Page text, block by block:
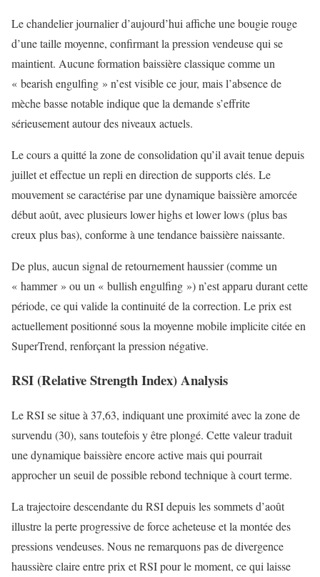
Le chandelier journalier d’aujourd’hui affiche une bougie rouge
d’une taille moyenne, confirmant la pression vendeuse qui se
maintient. Aucune formation baissière classique comme un
« bearish engulfing » n’est visible ce jour, mais l’absence de
mèche basse notable indique que la demande s’effrite
sérieusement autour des niveaux actuels.
Le cours a quitté la zone de consolidation qu’il avait tenue depuis
juillet et effectue un repli en direction de supports clés. Le
mouvement se caractérise par une dynamique baissière amorcée
début août, avec plusieurs lower highs et lower lows (plus bas
creux plus bas), conforme à une tendance baissière naissante.
De plus, aucun signal de retournement haussier (comme un
« hammer » ou un « bullish engulfing ») n’est apparu durant cette
période, ce qui valide la continuité de la correction. Le prix est
actuellement positionné sous la moyenne mobile implicite citée en
SuperTrend, renforçant la pression négative.
RSI (Relative Strength Index) Analysis
Le RSI se situe à 37,63, indiquant une proximité avec la zone de
survendu (30), sans toutefois y être plongé. Cette valeur traduit
une dynamique baissière encore active mais qui pourrait
approcher un seuil de possible rebond technique à court terme.
La trajectoire descendante du RSI depuis les sommets d’août
illustre la perte progressive de force acheteuse et la montée des
pressions vendeuses. Nous ne remarquons pas de divergence
haussière claire entre prix et RSI pour le moment, ce qui laisse